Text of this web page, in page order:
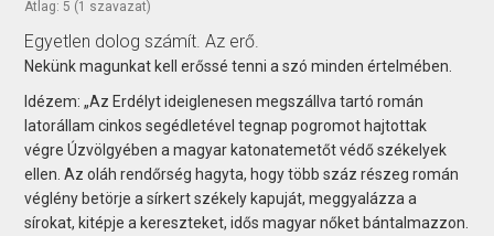
Átlag: 5 (1 szavazat)
Egyetlen dolog számít. Az erő.
Nekünk magunkat kell erőssé tenni a szó minden értelmében.
Idézem: „Az Erdélyt ideiglenesen megszállva tartó román
latorállam cinkos segédletével tegnap pogromot hajtottak
végre Úzvölgyében a magyar katonatemetőt védő székelyek
ellen. Az oláh rendőrség hagyta, hogy több száz részeg román
véglény betörje a sírkert székely kapuját, meggyalázza a
sírokat, kitépje a kereszteket, idős magyar nőket bántalmazzon.